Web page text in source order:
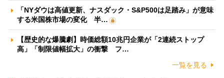
「NYダウは高値更新、ナスダック・S&P500は足踏み」が意味
する米国株市場の変化 半…
【歴史的な爆騰劇】時価総額10兆円企業が「2連続ストップ
高」「制限値幅拡大」の衝撃 フ…
一覧を見る